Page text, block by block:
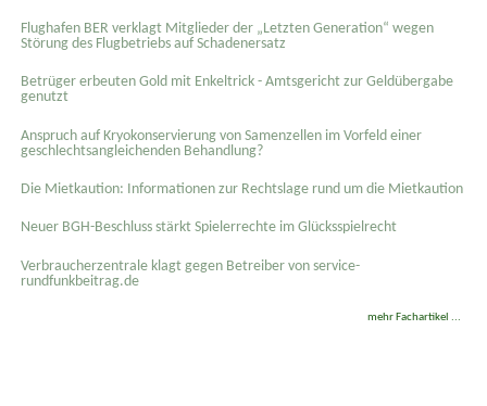
Flughafen BER verklagt Mitglieder der „Letzten Generation“ wegen
Störung des Flugbetriebs auf Schadenersatz
Betrüger erbeuten Gold mit Enkeltrick - Amtsgericht zur Geldübergabe
genutzt
Anspruch auf Kryokonservierung von Samenzellen im Vorfeld einer
geschlechtsangleichenden Behandlung?
Die Mietkaution: Informationen zur Rechtslage rund um die Mietkaution
Neuer BGH-Beschluss stärkt Spielerrechte im Glücksspielrecht
Verbraucherzentrale klagt gegen Betreiber von service-
rundfunkbeitrag.de
mehr Fachartikel ...